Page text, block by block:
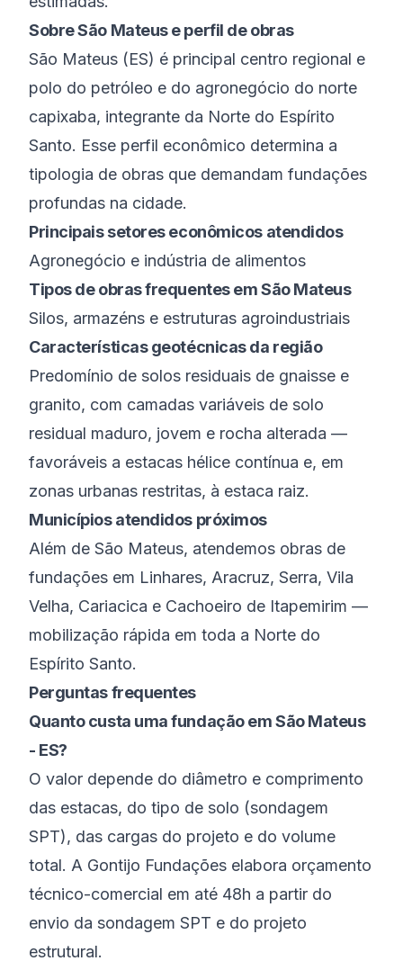
SobreSão Mateuse perfil de obras
São Mateus (ES) é principal centro regional e
polo do petróleo e do agronegócio do norte
capixaba, integrante da Norte do Espírito
Santo. Esse perfil econômico determina a
tipologia de obras que demandam fundações
profundas na cidade.
Principais setores econômicos atendidos
Agronegócio e indústria de alimentos
Tipos de obras frequentes emSão Mateus
Silos, armazéns e estruturas agroindustriais
Características geotécnicas da região
Predomínio de solos residuais de gnaisse e
granito, com camadas variáveis de solo
residual maduro, jovem e rocha alterada —
favoráveis a estacas hélice contínua e, em
zonas urbanas restritas, à estaca raiz.
Municípios atendidos próximos
Além de São Mateus, atendemos obras de
fundações em Linhares, Aracruz, Serra, Vila
Velha, Cariacica e Cachoeiro de Itapemirim —
mobilização rápida em toda a Norte do
Espírito Santo.
Perguntas frequentes
Quanto custa uma fundação em São Mateus
- ES?
O valor depende do diâmetro e comprimento
das estacas, do tipo de solo (sondagem
SPT), das cargas do projeto e do volume
total. A Gontijo Fundações elabora orçamento
técnico-comercial em até 48h a partir do
envio da sondagem SPT e do projeto
estrutural.